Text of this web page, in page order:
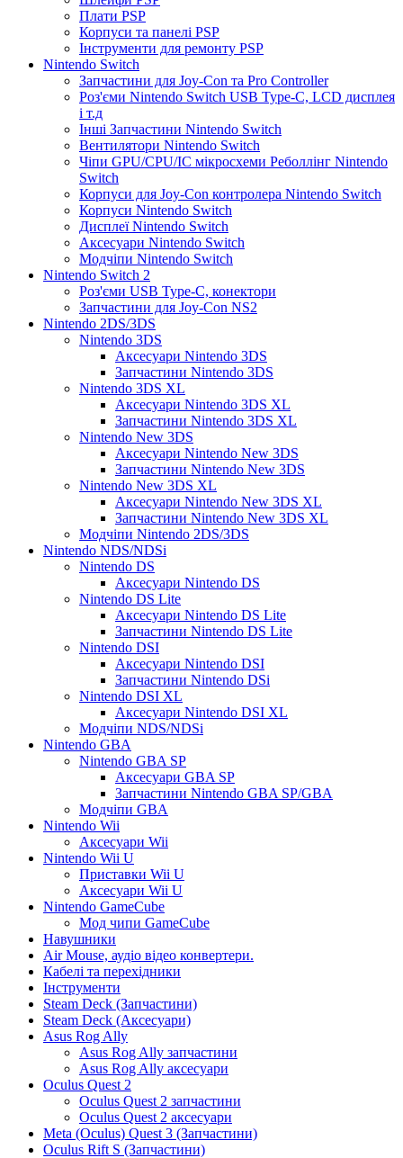
Плати PSP
Корпуси та панелі PSP
Інструменти для ремонту PSP
Nintendo Switch
Запчастини для Joy-Con та Pro Controller
Роз'єми Nintendo Switch USB Type-C, LCD дисплея
і т.д
Інші Запчастини Nintendo Switch
Вентилятори Nintendo Switch
Чіпи GPU/CPU/IC мікросхеми Реболлінг Nintendo
Switch
Корпуси для Joy-Con контролера Nintendo Switch
Корпуси Nintendo Switch
Дисплеї Nintendo Switch
Аксесуари Nintendo Switch
Модчіпи Nintendo Switch
Nintendo Switch 2
Роз'єми USB Type-C, конектори
Запчастини для Joy-Con NS2
Nintendo 2DS/3DS
Nintendo 3DS
Аксесуари Nintendo 3DS
Запчастини Nintendo 3DS
Nintendo 3DS XL
Аксесуари Nintendo 3DS XL
Запчастини Nintendo 3DS XL
Nintendo New 3DS
Аксесуари Nintendo New 3DS
Запчастини Nintendo New 3DS
Nintendo New 3DS XL
Аксесуари Nintendo New 3DS XL
Запчастини Nintendo New 3DS XL
Модчіпи Nintendo 2DS/3DS
Nintendo NDS/NDSi
Nintendo DS
Аксесуари Nintendo DS
Nintendo DS Lite
Аксесуари Nintendo DS Lite
Запчастини Nintendo DS Lite
Nintendo DSI
Аксесуари Nintendo DSI
Запчастини Nintendo DSi
Nintendo DSI XL
Аксесуари Nintendo DSI XL
Модчіпи NDS/NDSi
Nintendo GBA
Nintendo GBA SP
Аксесуари GBA SP
Запчастини Nintendo GBA SP/GBA
Модчіпи GBA
Nintendo Wii
Аксесуари Wii
Nintendo Wii U
Приставки Wii U
Аксесуари Wii U
Nintendo GameCube
Мод чипи GameCube
Навушники
Air Mouse, аудіо відео конвертери.
Кабелі та перехідники
Інструменти
Steam Deck (Запчастини)
Steam Deck (Аксесуари)
Asus Rog Ally
Asus Rog Ally запчастини
Asus Rog Ally аксесуари
Oculus Quest 2
Oculus Quest 2 запчастини
Oculus Quest 2 аксесуари
Meta (Oculus) Quest 3 (Запчастини)
Oculus Rift S (Запчастини)